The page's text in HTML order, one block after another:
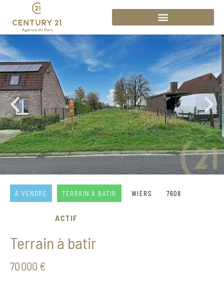
À VENDRE TERRAIN À BATIR WIERS 7608
ACTIF
Terrain à batir
70 000 €